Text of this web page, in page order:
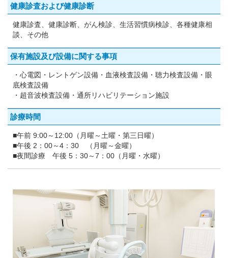
健康診査および健康診断
健康診査、健康診断、がん検診、生活習慣病検診、各種健康相
談、その他
保有施設及び設備に関する事項
・心電図・レントゲン設備・血液検査設備・聴力検査設備・眼
底検査設備
・超音波検査設備・通所リハビリテーション施設
診療時間
■午前 9:00～12:00（月曜～土曜・第三日曜）
■午後 2：00～4：30 （月曜～金曜）
■夜間診療 午後 5：30～7：00（月曜・水曜）